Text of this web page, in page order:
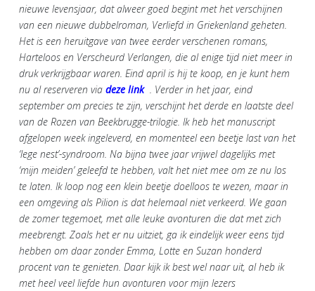
nieuwe levensjaar, dat alweer goed begint met het verschijnen
van een nieuwe dubbelroman, Verliefd in Griekenland geheten.
Het is een heruitgave van twee eerder verschenen romans,
Harteloos en Verscheurd Verlangen, die al enige tijd niet meer in
druk verkrijgbaar waren. Eind april is hij te koop, en je kunt hem
nu al reserveren via deze link. Verder in het jaar, eind
september om precies te zijn, verschijnt het derde en laatste deel
van de Rozen van Beekbrugge-trilogie. Ik heb het manuscript
afgelopen week ingeleverd, en momenteel een beetje last van het
‘lege nest’-syndroom. Na bijna twee jaar vrijwel dagelijks met
‘mijn meiden’ geleefd te hebben, valt het niet mee om ze nu los
te laten. Ik loop nog een klein beetje doelloos te wezen, maar in
een omgeving als Pilion is dat helemaal niet verkeerd. We gaan
de zomer tegemoet, met alle leuke avonturen die dat met zich
meebrengt. Zoals het er nu uitziet, ga ik eindelijk weer eens tijd
hebben om daar zonder Emma, Lotte en Suzan honderd
procent van te genieten. Daar kijk ik best wel naar uit, al heb ik
met heel veel liefde hun avonturen voor mijn lezers